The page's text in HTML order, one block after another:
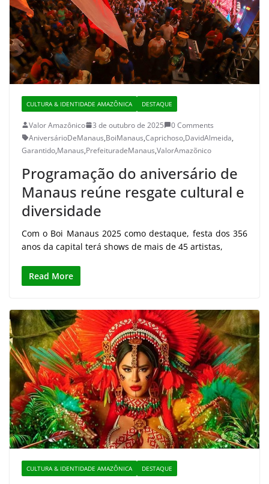
CULTURA & IDENTIDADE AMAZÔNICA DESTAQUE
Valor Amazônico 3 de outubro de 2025
0 Comments
AniversárioDeManaus,BoiManaus,Caprichoso,DavidAlmeida,
Garantido,Manaus,PrefeituradeManaus,ValorAmazõnico
Programação do aniversário de
Manaus reúne resgate cultural e
diversidade
Com o Boi Manaus 2025 como destaque, festa dos 356
anos da capital terá shows de mais de 45 artistas,
Read More
CULTURA & IDENTIDADE AMAZÔNICA DESTAQUE